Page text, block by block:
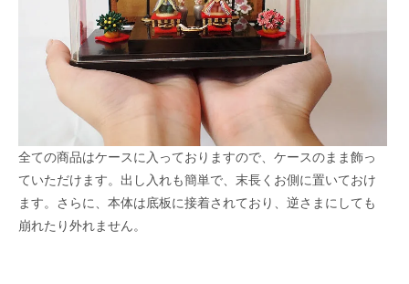
全ての商品はケースに入っておりますので、ケースのまま飾っ
ていただけます。出し入れも簡単で、末長くお側に置いておけ
ます。さらに、本体は底板に接着されており、逆さまにしても
崩れたり外れません。